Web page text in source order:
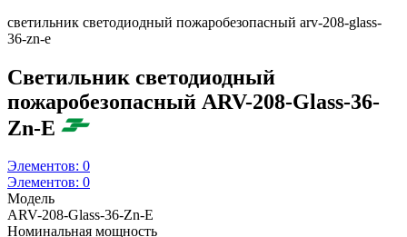
светильник светодиодный пожаробезопасный arv-208-glass-
36-zn-e
Светильник светодиодный
пожаробезопасный ARV-208-Glass-36-
Zn-E
Элементов: 0
Элементов: 0
Модель
ARV-208-Glass-36-Zn-E
Номинальная мощность